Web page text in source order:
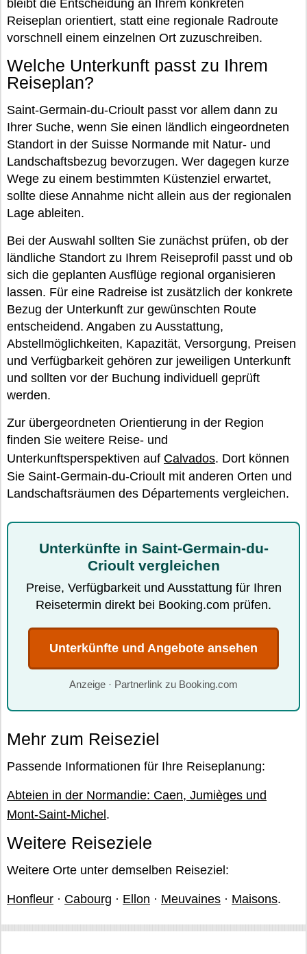
bleibt die Entscheidung an Ihrem konkreten
Reiseplan orientiert, statt eine regionale Radroute
vorschnell einem einzelnen Ort zuzuschreiben.
Welche Unterkunft passt zu Ihrem
Reiseplan?
Saint-Germain-du-Crioult passt vor allem dann zu
Ihrer Suche, wenn Sie einen ländlich eingeordneten
Standort in der Suisse Normande mit Natur- und
Landschaftsbezug bevorzugen. Wer dagegen kurze
Wege zu einem bestimmten Küstenziel erwartet,
sollte diese Annahme nicht allein aus der regionalen
Lage ableiten.
Bei der Auswahl sollten Sie zunächst prüfen, ob der
ländliche Standort zu Ihrem Reiseprofil passt und ob
sich die geplanten Ausflüge regional organisieren
lassen. Für eine Radreise ist zusätzlich der konkrete
Bezug der Unterkunft zur gewünschten Route
entscheidend. Angaben zu Ausstattung,
Abstellmöglichkeiten, Kapazität, Versorgung, Preisen
und Verfügbarkeit gehören zur jeweiligen Unterkunft
und sollten vor der Buchung individuell geprüft
werden.
Zur übergeordneten Orientierung in der Region
finden Sie weitere Reise- und
Unterkunftsperspektiven auf Calvados. Dort können
Sie Saint-Germain-du-Crioult mit anderen Orten und
Landschaftsräumen des Départements vergleichen.
Unterkünfte in Saint-Germain-du-
Crioult vergleichen
Preise, Verfügbarkeit und Ausstattung für Ihren
Reisetermin direkt bei Booking.com prüfen.
Unterkünfte und Angebote ansehen
Anzeige · Partnerlink zu Booking.com
Mehr zum Reiseziel
Passende Informationen für Ihre Reiseplanung:
Abteien in der Normandie: Caen, Jumièges und
Mont-Saint-Michel.
Weitere Reiseziele
Weitere Orte unter demselben Reiseziel:
Honfleur · Cabourg · Ellon · Meuvaines · Maisons.